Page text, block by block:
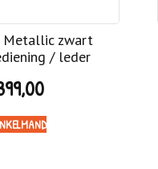
Metallic zwart
/ leder